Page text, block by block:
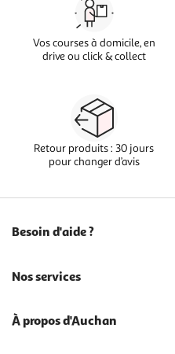
Vos courses à domicile, en
drive ou click & collect
Retour produits : 30 jours
pour changer d’avis
Besoin d'aide ?
Nos services
À propos d'Auchan